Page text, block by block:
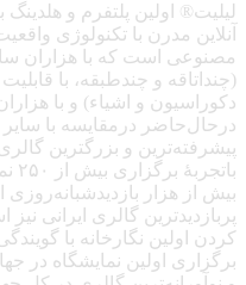
لیلیت® اولین پلتفرم و هلدینگ
آنلاین مدرن با تکنولوژی
مصنوعی است که با هزاران
(چنداتاقه و چندطبقه، با
دکوراسیون و اشیاء) و با
درحال‌حاضر درمقایسه با سایر
پیشرفته‌ترین و بزرگترین
بیش از هزار
پربازدیدترین گالری ایرانی
کردن اولین نگارخانه با
برگزاری اولین نمایشگاه در